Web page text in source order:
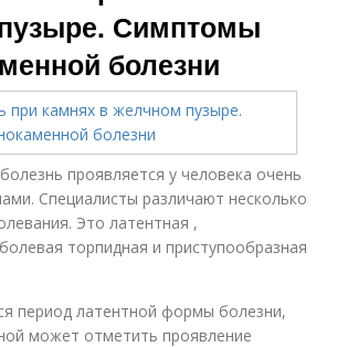
Симптомы
болезни
проявляется у человека очень
Специалисты различают несколько
Это латентная ,
торпидная и приступообразная
период латентной формы болезни,
может отметить проявление